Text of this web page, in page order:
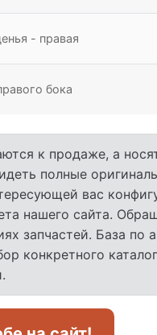
- правая
бока
к продаже, а
полные
вас
нашего сайта.
запчастей. База по
конкретного